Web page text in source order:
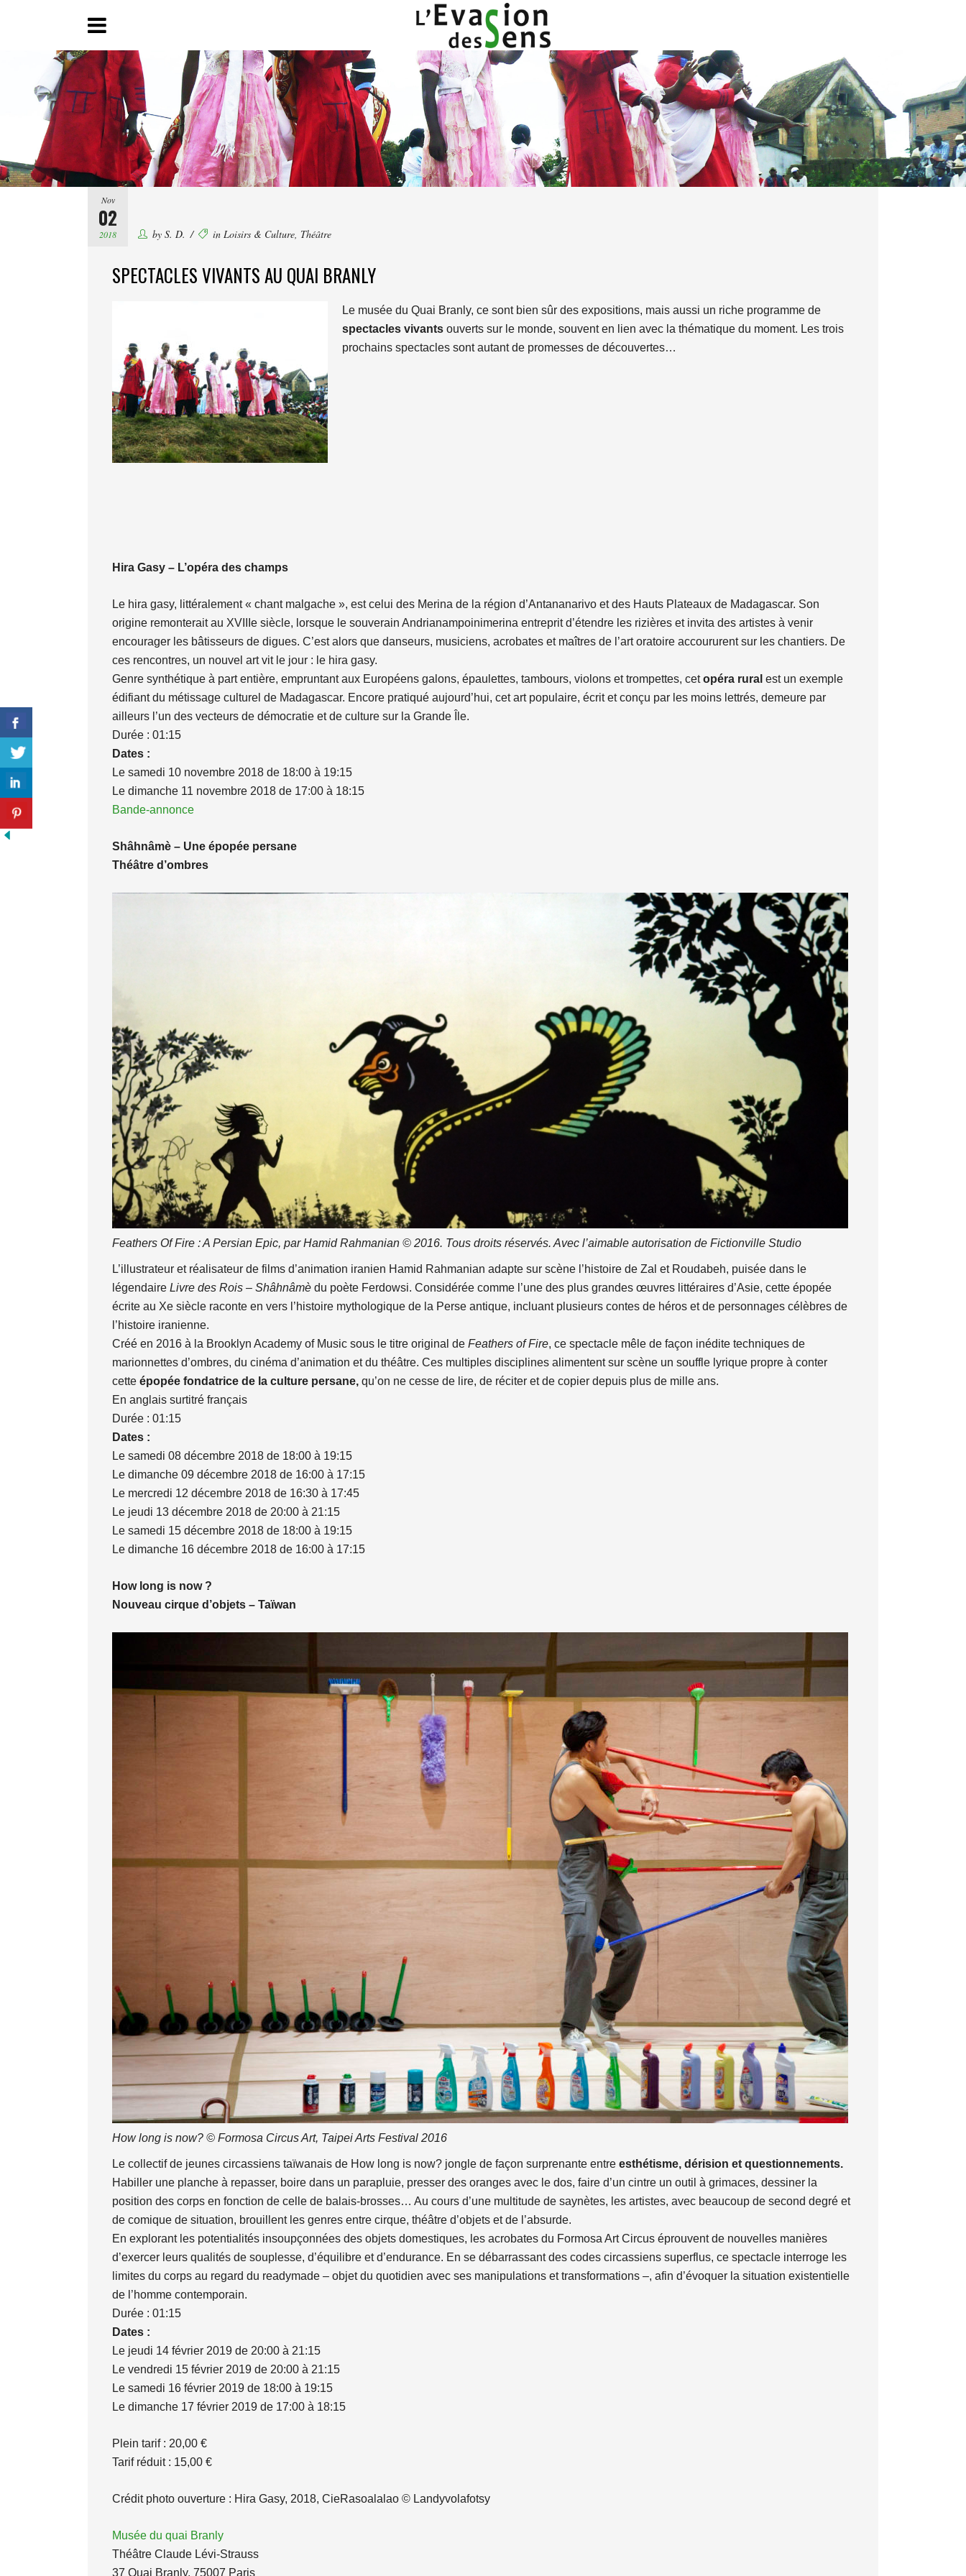
Nov
02
2018 by S. D. in Loisirs & Culture Théâtre
SPECTACLES VIVANTS AU QUAI BRANLY
Le musée du Quai Branly, ce sont bien sûr des expositions, mais aussi un riche programme de
spectacles vivants ouverts sur le monde, souvent en lien avec la thématique du moment. Les trois
prochains spectacles sont autant de promesses de découvertes…
Hira Gasy – L’opéra des champs
Le hira gasy, littéralement « chant malgache », est celui des Merina de la région d’Antananarivo et des Hauts Plateaux de Madagascar. Son
origine remonterait au XVIIIe siècle, lorsque le souverain Andrianampoinimerina entreprit d’étendre les rizières et invita des artistes à venir
encourager les bâtisseurs de digues. C’est alors que danseurs, musiciens, acrobates et maîtres de l’art oratoire accoururent sur les chantiers. De
ces rencontres, un nouvel art vit le jour : le hira gasy.
Genre synthétique à part entière, empruntant aux Européens galons, épaulettes, tambours, violons et trompettes, cetopéra rural est un exemple
édifiant du métissage culturel de Madagascar. Encore pratiqué aujourd’hui, cet art populaire, écrit et conçu par les moins lettrés, demeure par
ailleurs l’un des vecteurs de démocratie et de culture sur la Grande Île.
Durée : 01:15
Dates :
Le samedi 10 novembre 2018 de 18:00 à 19:15
Le dimanche 11 novembre 2018 de 17:00 à 18:15
Bande-annonce
Shâhnâmè – Une épopée persane
Théâtre d’ombres
Feathers Of Fire : A Persian Epic, par Hamid Rahmanian © 2016. Tous droits réservés. Avec l’aimable autorisation de Fictionville Studio
L’illustrateur et réalisateur de films d’animation iranien Hamid Rahmanian adapte sur scène l’histoire de Zal et Roudabeh, puisée dans le
légendaire Livre des Rois – Shâhnâmè du poète Ferdowsi. Considérée comme l’une des plus grandes œuvres littéraires d’Asie, cette épopée
écrite au Xe siècle raconte en vers l’histoire mythologique de la Perse antique, incluant plusieurs contes de héros et de personnages célèbres de
l’histoire iranienne.
Créé en 2016 à la Brooklyn Academy of Music sous le titre original de Feathers of Fire, ce spectacle mêle de façon inédite techniques de
marionnettes d’ombres, du cinéma d’animation et du théâtre. Ces multiples disciplines alimentent sur scène un souffle lyrique propre à conter
cette épopée fondatrice de la culture persane, qu’on ne cesse de lire, de réciter et de copier depuis plus de mille ans.
En anglais surtitré français
Durée : 01:15
Dates :
Le samedi 08 décembre 2018 de 18:00 à 19:15
Le dimanche 09 décembre 2018 de 16:00 à 17:15
Le mercredi 12 décembre 2018 de 16:30 à 17:45
Le jeudi 13 décembre 2018 de 20:00 à 21:15
Le samedi 15 décembre 2018 de 18:00 à 19:15
Le dimanche 16 décembre 2018 de 16:00 à 17:15
How long is now ?
Nouveau cirque d’objets – Taïwan
How long is now? © Formosa Circus Art, Taipei Arts Festival 2016
Le collectif de jeunes circassiens taïwanais de How long is now? jongle de façon surprenante entre esthétisme, dérision et questionnements.
Habiller une planche à repasser, boire dans un parapluie, presser des oranges avec le dos, faire d’un cintre un outil à grimaces, dessiner la
position des corps en fonction de celle de balais-brosses… Au cours d’une multitude de saynètes, les artistes, avec beaucoup de second degré et
de comique de situation, brouillent les genres entre cirque, théâtre d’objets et de l’absurde.
En explorant les potentialités insoupçonnées des objets domestiques, les acrobates du Formosa Art Circus éprouvent de nouvelles manières
d’exercer leurs qualités de souplesse, d’équilibre et d’endurance. En se débarrassant des codes circassiens superflus, ce spectacle interroge les
limites du corps au regard du readymade – objet du quotidien avec ses manipulations et transformations –, afin d’évoquer la situation existentielle
de l’homme contemporain.
Durée : 01:15
Dates :
Le jeudi 14 février 2019 de 20:00 à 21:15
Le vendredi 15 février 2019 de 20:00 à 21:15
Le samedi 16 février 2019 de 18:00 à 19:15
Le dimanche 17 février 2019 de 17:00 à 18:15
Plein tarif : 20,00 €
Tarif réduit : 15,00 €
Crédit photo ouverture : Hira Gasy, 2018, CieRasoalalao © Landyvolafotsy
Musée du quai Branly
Théâtre Claude Lévi-Strauss
37 Quai Branly, 75007 Paris